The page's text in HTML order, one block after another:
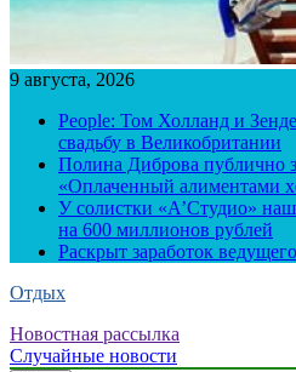
9 августа, 2026
People: Том Холланд и
свадьбу в Великобритании
Полина Диброва публично
«Оплаченный алиментами
У солистки «А’Студио»
на 600 миллионов рублей
Раскрыт заработок
Отдых
Новостная рассылка
Случайные новости